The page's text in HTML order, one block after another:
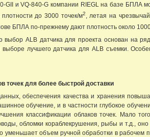
GII и VQ-840-G компании RIEGL на базе БПЛА
до 3000 точек/м2
, летая на
БПЛА по-прежнему дают плотность около
выбор ALB датчика для проекта основан на
лучшего датчика для ALB съемки.
точек для более быстрой доставки
обеспечения качества и хранения
обучение, и в частности глубокое
классификации облаков точек. Мало
обломки кораблекрушения, рыбы и т.д.,
уменьшает объем ручной обработки в